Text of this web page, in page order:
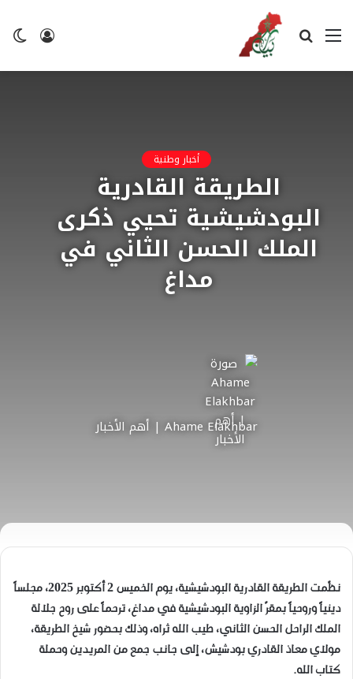
تسجيل
القائمة بحث
أخبار وطنية
الطريقة القادرية
البودشيشية تحيي ذكرى
الملك الحسن الثاني في
مداغ
Ahame Elakhbar | أهم الأخبار
نظّمت الطريقة القادرية البودشيشية، يوم الخميس 2 أكتوبر 2025، مجلساً
دينياً وروحياً بمقرّ الزاوية البودشيشية في مداغ، ترحماً على روح جلالة
الملك الراحل الحسن الثاني، طيب الله ثراه، وذلك بحضور شيخ الطريقة،
مولاي معاذ القادري بودشيش، إلى جانب جمع من المريدين وحملة
كتاب الله.